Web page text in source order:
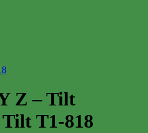
Z – Tilt
T1-818